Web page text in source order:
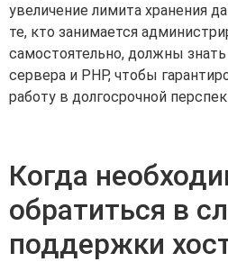
увеличение лимита хранения
те, кто занимается
самостоятельно, должны
сервера и PHP, чтобы
работу в долгосрочной
Когда
обратиться в
поддержки